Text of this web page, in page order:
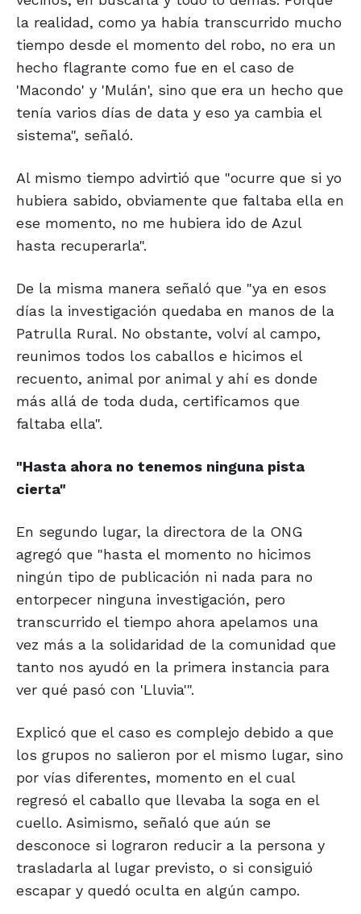
la realidad, como ya había transcurrido mucho
tiempo desde el momento del robo, no era un
hecho flagrante como fue en el caso de
'Macondo' y 'Mulán', sino que era un hecho que
tenía varios días de data y eso ya cambia el
sistema", señaló.
Al mismo tiempo advirtió que "ocurre que si yo
hubiera sabido, obviamente que faltaba ella en
ese momento, no me hubiera ido de Azul
hasta recuperarla".
De la misma manera señaló que "ya en esos
días la investigación quedaba en manos de la
Patrulla Rural. No obstante, volví al campo,
reunimos todos los caballos e hicimos el
recuento, animal por animal y ahí es donde
más allá de toda duda, certificamos que
faltaba ella".
"Hasta ahora no tenemos ninguna pista
cierta"
En segundo lugar, la directora de la ONG
agregó que "hasta el momento no hicimos
ningún tipo de publicación ni nada para no
entorpecer ninguna investigación, pero
transcurrido el tiempo ahora apelamos una
vez más a la solidaridad de la comunidad que
tanto nos ayudó en la primera instancia para
ver qué pasó con 'Lluvia'".
Explicó que el caso es complejo debido a que
los grupos no salieron por el mismo lugar, sino
por vías diferentes, momento en el cual
regresó el caballo que llevaba la soga en el
cuello. Asimismo, señaló que aún se
desconoce si lograron reducir a la persona y
trasladarla al lugar previsto, o si consiguió
escapar y quedó oculta en algún campo.